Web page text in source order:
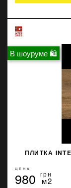
В шоуруме 🛍
ПЛИТКА
ЦЕНА
980 грн
м2